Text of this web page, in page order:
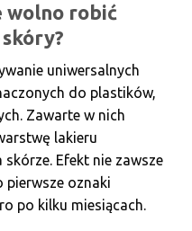
wolno robić
uniwersalnych
do plastików,
Zawarte w nich
lakieru
Efekt nie zawsze
pierwsze oznaki
po kilku miesiącach.